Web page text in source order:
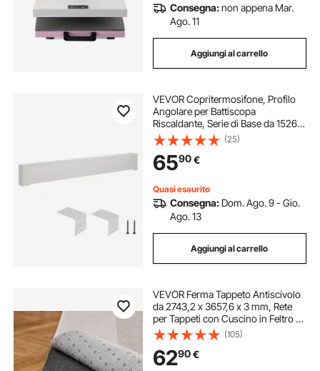
Consegna:non appena Mar.
Ago. 11
Aggiungi al carrello
VEVOR Copritermosifone, Profilo
Angolare per Battiscopa
Riscaldante, Serie di Base da 1526
mm, Copritermosifone Elettrico
Standard per Ristrutturazioni
Domestiche, in Acciaio Resistente,
Bianco
(25)
6590€
Quasi esaurito
Consegna: Dom. Ago. 9 - Gio.
Ago. 13
Aggiungi al carrello
VEVOR Ferma Tappeto Antiscivolo
da 2743,2 x 3657,6 x 3 mm, Rete
per Tappeti con Cuscino in Feltro a
Doppia Superficie e Antiscivolo in
Gomma, Protezione per Pavimenti
in Legno per Pavimenti, Finiture
(105)
6290€